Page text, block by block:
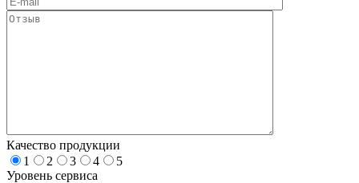
Качество продукции
1
2 3 4
5
Уровень сервиса